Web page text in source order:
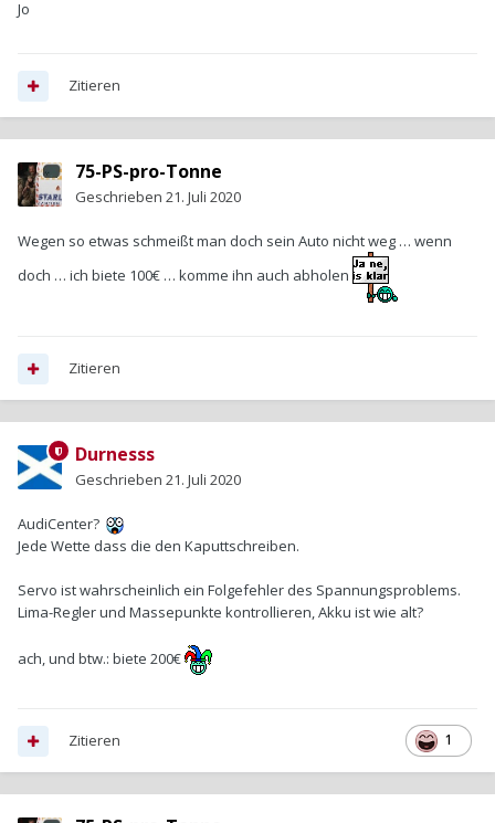
Jo
Zitieren
75-PS-pro-Tonne
Geschrieben 21. Juli 2020
Wegen so etwas schmeißt man doch sein Auto nicht weg … wenn
doch … ich biete 100€ … komme ihn auch abholen
Zitieren
Durnesss
Geschrieben 21. Juli 2020
AudiCenter?
Jede Wette dass die den Kaputtschreiben.
Servo ist wahrscheinlich ein Folgefehler des Spannungsproblems.
Lima-Regler und Massepunkte kontrollieren, Akku ist wie alt?
ach, und btw.: biete 200€
1
Zitieren